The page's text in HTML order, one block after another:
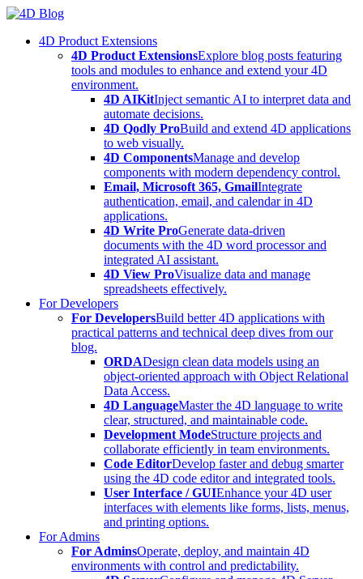
Skip
content4D Product Extensions
4D Product ExtensionsExplore blog posts featuring
tools and modules to enhance and extend your 4D
environment.
4D AIKitInject semantic AI to interpret data and
automate decisions.
4D Qodly ProBuild and extend 4D applications
to web visually.
4D ComponentsManage and develop
components with modern dependency control.
Email, Microsoft 365, GmailIntegrate
authentication, email, and calendar in 4D
applications.
4D Write ProGenerate data-driven
documents with the 4D word processor and
integrated AI assistant.
4D View ProVisualize data and manage
spreadsheets effectively.
For Developers
For DevelopersBuild better 4D applications with
practical patterns and technical deep dives from our
blog.
ORDADesign clean data models using an
object-oriented approach with Object Relational
Data Access.
4D LanguageMaster the 4D language to write
clear, structured, and maintainable code.
Development ModeStructure projects and
collaborate efficiently in team environments.
Code EditorDevelop faster and debug smarter
using the 4D code editor and integrated tools.
User Interface / GUIEnhance your 4D user
interfaces with elements like forms, lists, menus,
and printing options.
For Admins
For AdminsOperate, deploy, and maintain 4D
environments with control and predictability.